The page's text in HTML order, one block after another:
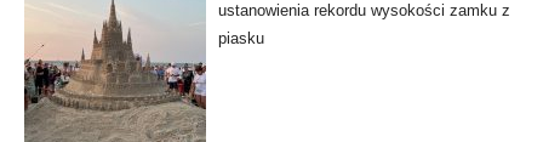
ustanowienia rekordu wysokości zamku z
piasku